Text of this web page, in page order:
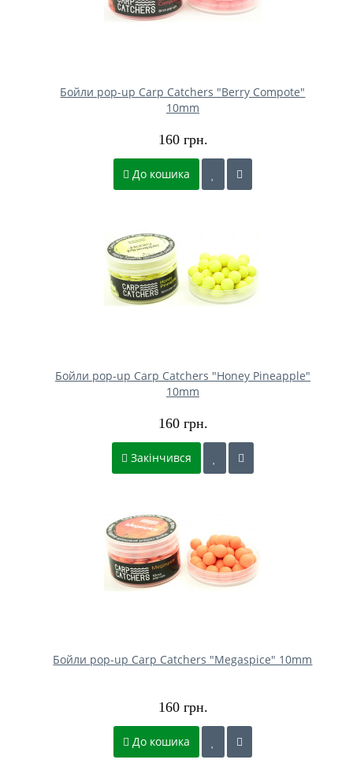
Бойли pop-up Carp Catchers "Berry Compote"
10mm
160 грн.
До кошика
Бойли pop-up Carp Catchers "Honey Pineapple"
10mm
160 грн.
Закінчився
Бойли pop-up Carp Catchers "Megaspice" 10mm
160 грн.
До кошика